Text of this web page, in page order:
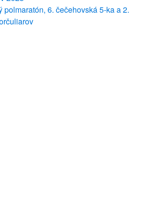
polmaratón, 6. čečehovská 5-ka a 2.